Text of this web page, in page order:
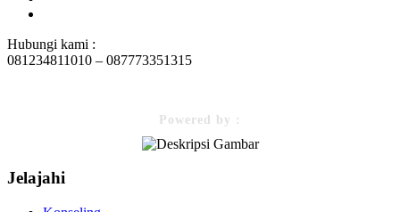
Hubungi kami :
081234811010 – 087773351315
Powered by :
Jelajahi